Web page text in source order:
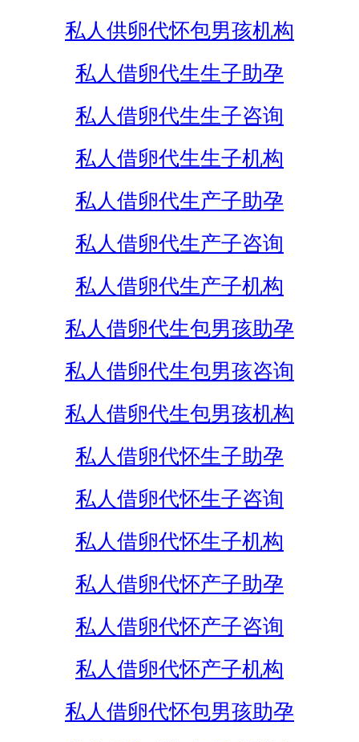
私人供卵代怀包男孩机构
私人借卵代生生子助孕
私人借卵代生生子咨询
私人借卵代生生子机构
私人借卵代生产子助孕
私人借卵代生产子咨询
私人借卵代生产子机构
私人借卵代生包男孩助孕
私人借卵代生包男孩咨询
私人借卵代生包男孩机构
私人借卵代怀生子助孕
私人借卵代怀生子咨询
私人借卵代怀生子机构
私人借卵代怀产子助孕
私人借卵代怀产子咨询
私人借卵代怀产子机构
私人借卵代怀包男孩助孕